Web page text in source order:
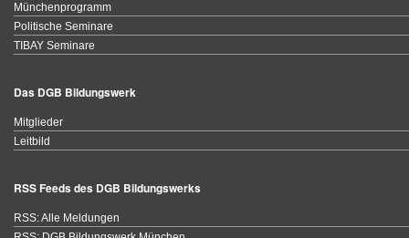
Münchenprogramm
Politische Seminare
TIBAY Seminare
Das DGB Bildungswerk
Mitglieder
Leitbild
RSS Feeds des DGB Bildungswerks
RSS: Alle Meldungen